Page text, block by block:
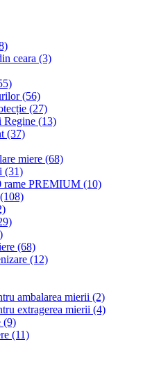
ceara (3)
(56)
(27)
Regine (13)
(37)
miere (68)
(31)
rame PREMIUM (10)
(108)
(68)
(12)
ambalarea mierii (2)
extragerea mierii (4)
(9)
(11)